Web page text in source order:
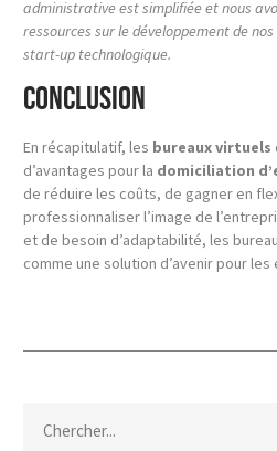
administrative est simplifiée et nous
ressources sur le développement de nos
start-up technologique.
Conclusion
En récapitulatif, les bureaux virtuels
d’avantages pour la domiciliation
de réduire les coûts, de gagner en
professionnaliser l’image de
et de besoin d’adaptabilité, les
comme une solution d’avenir pour